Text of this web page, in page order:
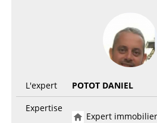
L'expert
POTOT DANIEL
Expertise
Expert